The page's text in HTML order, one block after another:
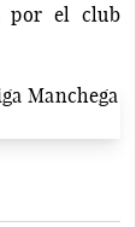
por el club